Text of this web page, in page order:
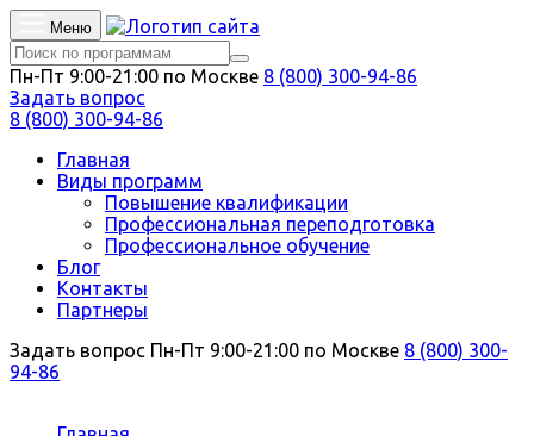
Меню
Пн-Пт 9:00-21:00 по Москве 8 (800) 300-94-86
Задать вопрос
8 (800) 300-94-86
Главная
Виды программ
Повышение квалификации
Профессиональная переподготовка
Профессиональное обучение
Блог
Контакты
Партнеры
Задать вопрос Пн-Пт 9:00-21:00 по Москве 8 (800) 300-
94-86